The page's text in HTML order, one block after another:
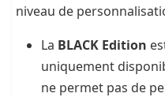
niveau de
La BLACK Edition
uniquement
ne permet pas de